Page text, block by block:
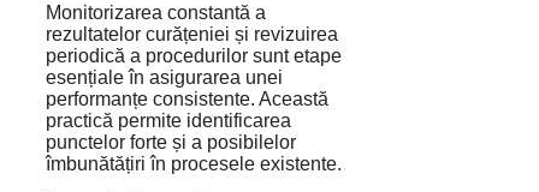
Monitorizarea constantă a
rezultatelor curățeniei și revizuirea
periodică a procedurilor sunt etape
esențiale în asigurarea unei
performanțe consistente. Această
practică permite identificarea
punctelor forte și a posibilelor
îmbunătățiri în procesele existente.